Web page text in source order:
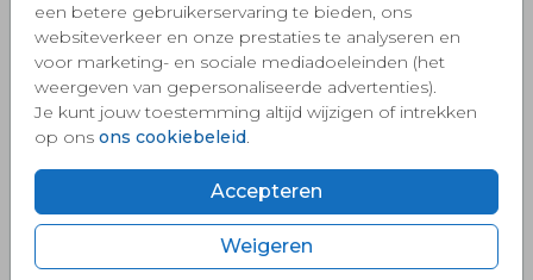
een betere gebruikerservaring te bieden, ons
websiteverkeer en onze prestaties te analyseren en
voor marketing- en sociale mediadoeleinden (het
weergeven van gepersonaliseerde advertenties).
Je kunt jouw toestemming altijd wijzigen of intrekken
op ons ons cookiebeleid.
Accepteren
Weigeren